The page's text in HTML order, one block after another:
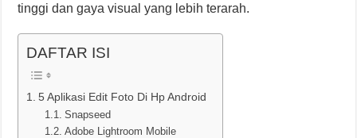
tinggi dan gaya visual yang lebih terarah.
DAFTAR ISI
5 Aplikasi Edit Foto Di Hp Android
Snapseed
Adobe Lightroom Mobile